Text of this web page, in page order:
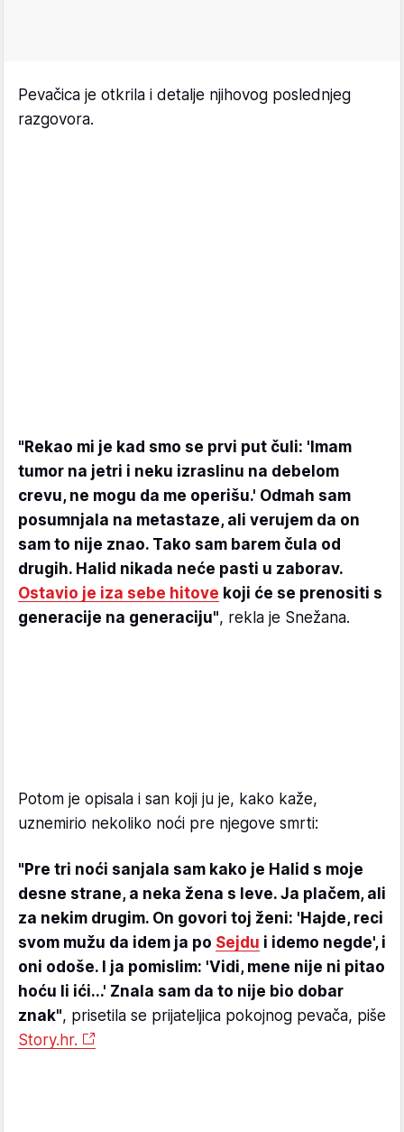
Pevačica je otkrila i detalje njihovog poslednjeg
razgovora.
"Rekao mi je kad smo se prvi put čuli: 'Imam
tumor na jetri i neku izraslinu na debelom
crevu, ne mogu da me operišu.' Odmah sam
posumnjala na metastaze, ali verujem da on
sam to nije znao. Tako sam barem čula od
drugih. Halid nikada neće pasti u zaborav.
Ostavio je iza sebe hitove koji će se prenositi s
generacije na generaciju", rekla je Snežana.
Potom je opisala i san koji ju je, kako kaže,
uznemirio nekoliko noći pre njegove smrti:
"Pre tri noći sanjala sam kako je Halid s moje
desne strane, a neka žena s leve. Ja plačem, ali
za nekim drugim. On govori toj ženi: 'Hajde, reci
svom mužu da idem ja po Sejdu i idemo negde', i
oni odoše. I ja pomislim: 'Vidi, mene nije ni pitao
hoću li ići...' Znala sam da to nije bio dobar
znak", prisetila se prijateljica pokojnog pevača, piše
Story.hr.